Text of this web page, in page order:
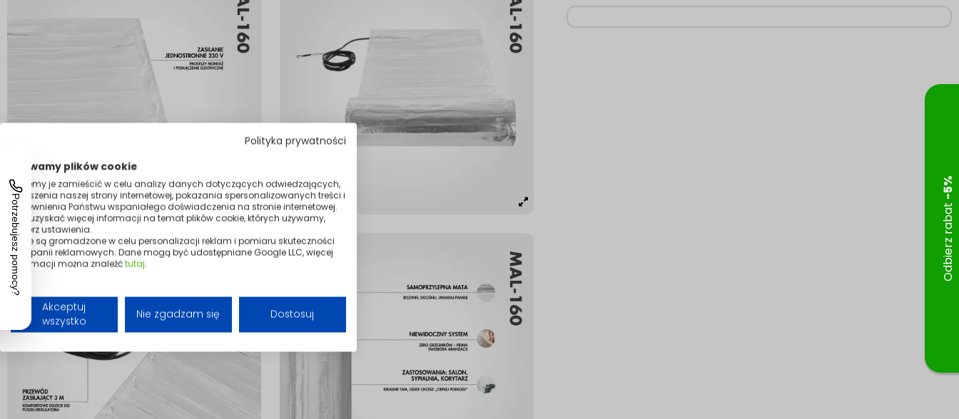
Polityka prywatności
Używamy plików cookie
Możemy je zamieścić w celu analizy danych dotyczących odwiedzających,
ulepszenia naszej strony internetowej, pokazania spersonalizowanych treści i
zapewnienia Państwu wspaniałego doświadczenia na stronie internetowej.
Aby uzyskać więcej informacji na temat plików cookie, których używamy,
otwórz ustawienia.
Dane są gromadzone w celu personalizacji reklam i pomiaru skuteczności
kampanii reklamowych. Dane mogą być udostępniane Google LLC, więcej
informacji można znaleźćtutaj.
Akceptuj
wszystko
Nie zgadzam się Dostosuj